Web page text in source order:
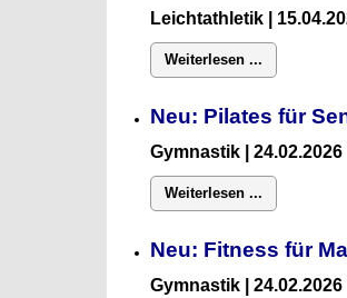
Leichtathletik |
Weiterlesen ...
Neu: Pilates für
Gymnastik | 24.02.2026
Weiterlesen ...
Neu: Fitness für
Gymnastik | 24.02.2026